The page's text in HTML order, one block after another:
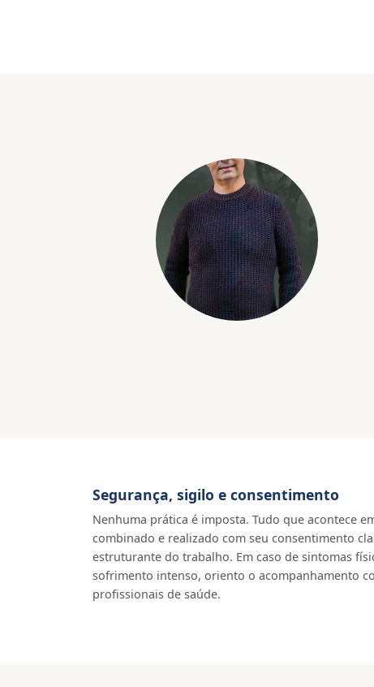
Segurança, sigilo e consentimento
Nenhuma prática é imposta. Tudo que acontece
combinado e realizado com seu consentimento
estruturante do trabalho. Em caso de sintomas
sofrimento intenso, oriento o acompanhamento
profissionais de saúde.